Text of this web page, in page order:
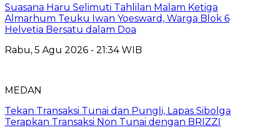
Suasana Haru Selimuti Tahlilan Malam Ketiga
Almarhum Teuku Iwan Yoesward, Warga Blok 6
Helvetia Bersatu dalam Doa
Rabu, 5 Agu 2026 - 21:34 WIB
MEDAN
Tekan Transaksi Tunai dan Pungli, Lapas Sibolga
Terapkan Transaksi Non Tunai dengan BRIZZI